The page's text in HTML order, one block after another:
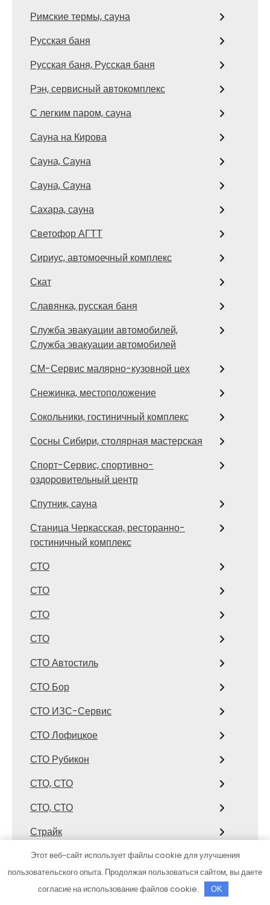
Римские термы, сауна
Русская баня
Русская баня, Русская баня
Рэн, сервисный автокомплекс
С легким паром, сауна
Сауна на Кирова
Сауна, Сауна
Сауна, Сауна
Сахара, сауна
Светофор АГТТ
Сириус, автомоечный комплекс
Скат
Славянка, русская баня
Служба эвакуации автомобилей,
Служба эвакуации автомобилей
СМ-Сервис малярно-кузовной цех
Снежинка, местоположение
Сокольники, гостиничный комплекс
Сосны Сибири, столярная мастерская
Спорт-Сервис, спортивно-
оздоровительный центр
Спутник, сауна
Станица Черкасская, ресторанно-
гостиничный комплекс
СТО
СТО
СТО
СТО
СТО Автостиль
СТО Бор
СТО ИЗС-Сервис
СТО Лофицкое
СТО Рубикон
СТО, СТО
СТО, СТО
Страйк
Стрелец, сауна
Студенческий, торгово-спортивный
комплекс
Этот веб-сайт использует файлы cookie для улучшения
пользовательского опыта. Продолжая пользоваться сайтом, вы даете
согласие на использование файлов cookie.
OK